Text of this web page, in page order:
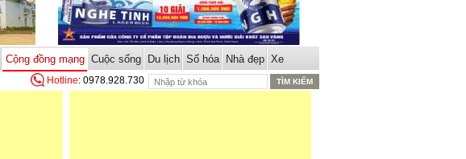
Cộng đồng mạng Cuộc sống Du lịch Số hóa Nhà đẹp Xe
Hotline: 0978.928.730